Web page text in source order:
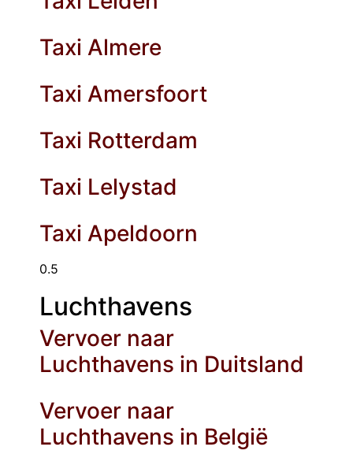
Taxi Almere
Taxi Amersfoort
Taxi Rotterdam
Taxi Lelystad
Taxi Apeldoorn
Luchthavens
Vervoer naar
Luchthavens in Duitsland
Vervoer naar
Luchthavens in België